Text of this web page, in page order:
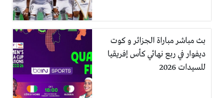
بث مباشر مباراة الجزائر و كوت
ديفوار في ربع نهائي كأس إفريقيا
للسيدات 2026